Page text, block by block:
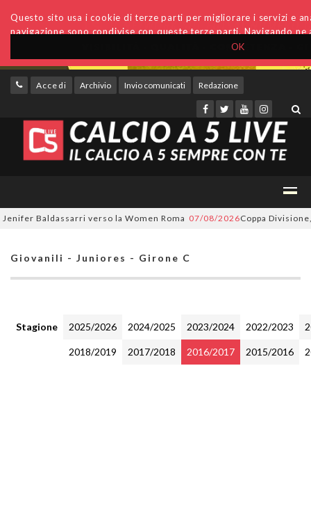
OK
Questo sito usa i cookie di terze parti per migliorare i servizi e
navigazione sono condivise con queste terze parti. Navigando
Accedi Archivio Invio comunicati Redazione
Baldassarri verso la Women Roma 07/08/2026Coppa Divisione, si
Giovanili - Juniores - Girone C
Stagione 2025/2026 2024/2025 2023/2024 2022/2023
2018/2019 2017/2018 2016/2017 2015/2016